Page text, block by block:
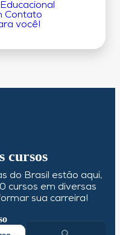
Contato
você!
cursos
do Brasil estão aqui,
cursos em diversas
sua carreira!